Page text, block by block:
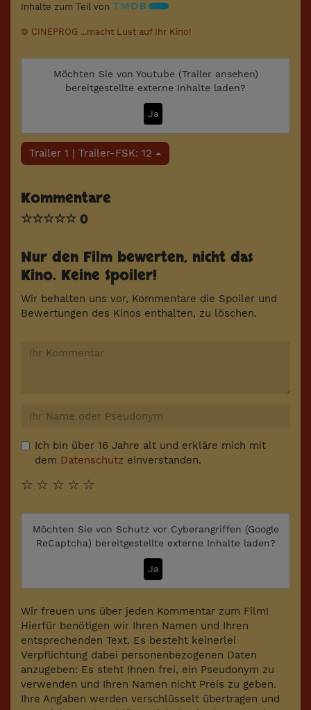
Inhalte zum Teil von
© CINEPROG ...macht Lust auf Ihr Kino!
Möchten Sie von Youtube (Trailer ansehen)
bereitgestellte externe Inhalte laden?
Ja
Trailer 1 | Trailer-FSK: 12
Kommentare
☆☆☆☆☆ 0
Nur den Film bewerten, nicht das
Kino. Keine Spoiler!
Wir behalten uns vor, Kommentare die Spoiler und
Bewertungen des Kinos enthalten, zu löschen.
Ich bin über 16 Jahre alt und erkläre mich mit
dem Datenschutz einverstanden.
☆
☆
☆
☆
☆
Möchten Sie von Schutz vor Cyberangriffen (Google
ReCaptcha) bereitgestellte externe Inhalte laden?
Ja
Wir freuen uns über jeden Kommentar zum Film!
Hierfür benötigen wir Ihren Namen und Ihren
entsprechenden Text. Es besteht keinerlei
Verpflichtung dabei personenbezogenen Daten
anzugeben: Es steht Ihnen frei, ein Pseudonym zu
verwenden und Ihren Namen nicht Preis zu geben.
Ihre Angaben werden verschlüsselt übertragen und